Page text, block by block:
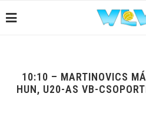
10:10 – MARTINOVICS
HUN, U20-AS VB-